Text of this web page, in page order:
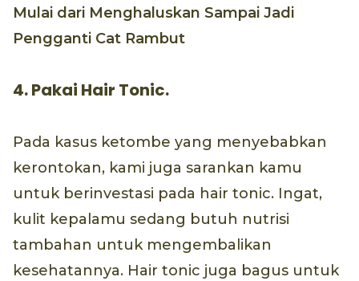
Mulai dari Menghaluskan Sampai Jadi
Pengganti Cat Rambut
4. Pakai Hair Tonic.
Pada kasus ketombe yang menyebabkan
kerontokan, kami juga sarankan kamu
untuk berinvestasi pada hair tonic. Ingat,
kulit kepalamu sedang butuh nutrisi
tambahan untuk mengembalikan
kesehatannya. Hair tonic juga bagus untuk